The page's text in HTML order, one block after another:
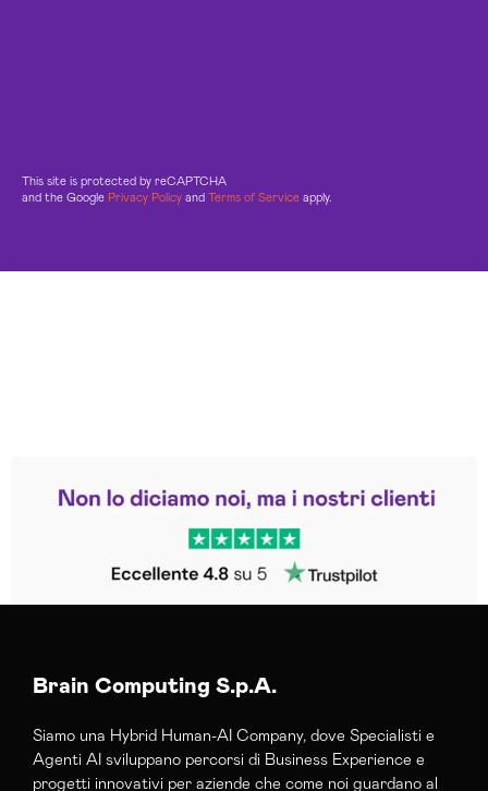
This site is protected by reCAPTCHA
and the Google Privacy Policy and Terms of Service apply.
Trustpilot
Brain Computing S.p.A.
Siamo una Hybrid Human-AI Company, dove Specialisti e
Agenti AI sviluppano percorsi di Business Experience e
progetti innovativi per aziende che come noi guardano al